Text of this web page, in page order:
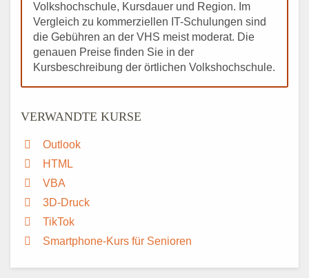
Volkshochschule, Kursdauer und Region. Im
Vergleich zu kommerziellen IT-Schulungen sind
die Gebühren an der VHS meist moderat. Die
genauen Preise finden Sie in der
Kursbeschreibung der örtlichen Volkshochschule.
VERWANDTE KURSE
Outlook
HTML
VBA
3D-Druck
TikTok
Smartphone-Kurs für Senioren